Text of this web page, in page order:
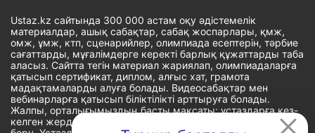
Ustaz.kz сайтында 300 000 астам оқу әдістемелік
материалдар, ашық сабақтар, сабақ жоспарлары, қмж,
омж, ұмж, ктп, сценарийлер, олимпиада есептерін, тәрбие
сағаттарды, мұғалімдерге керекті барлық құжаттарды таба
аласыз. Сайтта тегін материал жариялап, олимпиадаларға
қатысып сертификат, диплом, алғыс хат, грамота
мадақтамаларды алуға болады. Видеосабақтар мен
вебинарларға қатысып біліктілікті арттыруға болады.
Жалпы, орталығымыздың басты мақсаты: ұстаздарға кез-
келген жерде, кез-келген уақытта білім алуына мүмкіндік